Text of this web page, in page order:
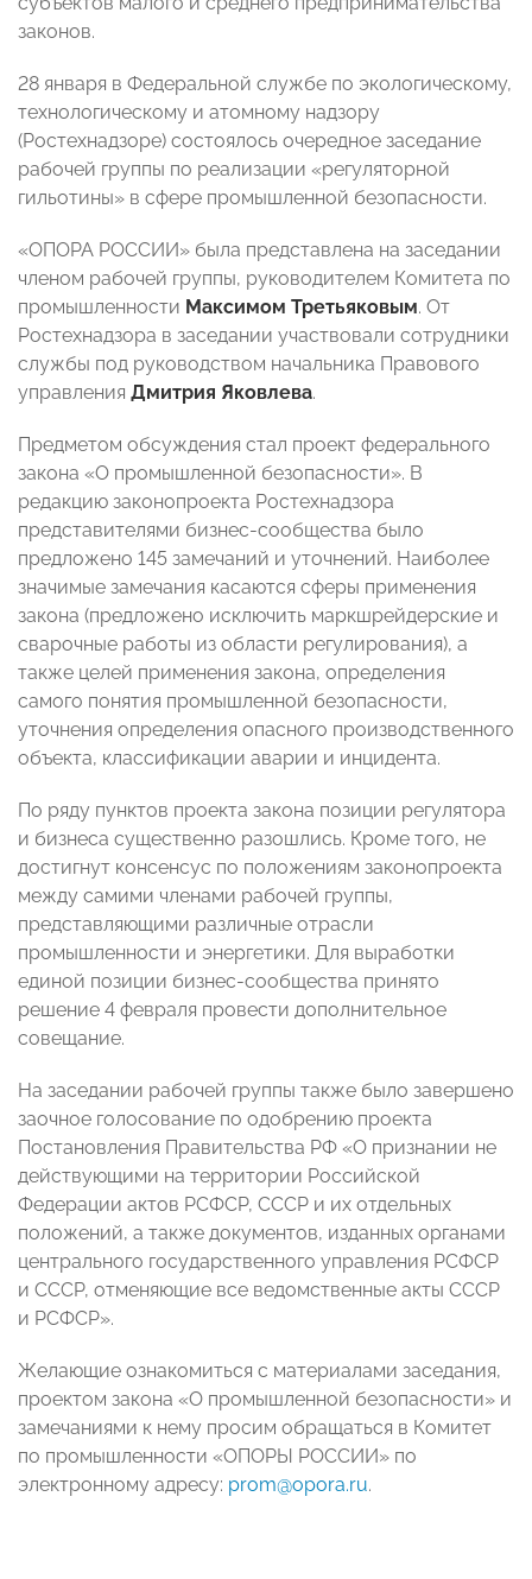
законов.
28 января в Федеральной службе по экологическому,
технологическому и атомному надзору
(Ростехнадзоре) состоялось очередное заседание
рабочей группы по реализации «регуляторной
гильотины» в сфере промышленной безопасности.
«ОПОРА РОССИИ» была представлена на заседании
членом рабочей группы, руководителем Комитета по
промышленности Максимом Третьяковым. От
Ростехнадзора в заседании участвовали сотрудники
службы под руководством начальника Правового
управления Дмитрия Яковлева.
Предметом обсуждения стал проект федерального
закона «О промышленной безопасности». В
редакцию законопроекта Ростехнадзора
представителями бизнес-сообщества было
предложено 145 замечаний и уточнений. Наиболее
значимые замечания касаются сферы применения
закона (предложено исключить маркшрейдерские и
сварочные работы из области регулирования), а
также целей применения закона, определения
самого понятия промышленной безопасности,
уточнения определения опасного производственного
объекта, классификации аварии и инцидента.
По ряду пунктов проекта закона позиции регулятора
и бизнеса существенно разошлись. Кроме того, не
достигнут консенсус по положениям законопроекта
между самими членами рабочей группы,
представляющими различные отрасли
промышленности и энергетики. Для выработки
единой позиции бизнес-сообщества принято
решение 4 февраля провести дополнительное
совещание.
На заседании рабочей группы также было завершено
заочное голосование по одобрению проекта
Постановления Правительства РФ «О признании не
действующими на территории Российской
Федерации актов РСФСР, СССР и их отдельных
положений, а также документов, изданных органами
центрального государственного управления РСФСР
и СССР, отменяющие все ведомственные акты СССР
и РСФСР».
Желающие ознакомиться с материалами заседания,
проектом закона «О промышленной безопасности» и
замечаниями к нему просим обращаться в Комитет
по промышленности «ОПОРЫ РОССИИ» по
электронному адресу: prom@opora.ru.